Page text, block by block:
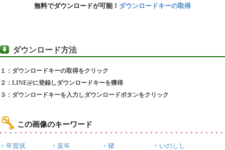
無料でダウンロードが可能！ ダウンロードキーの取得
ダウンロード方法
１：ダウンロードキーの取得をクリック
２：LINE@に登録しダウンロードキーを獲得
３：ダウンロードキーを入力しダウンロードボタンをクリック
この画像のキーワード
年賀状 亥年 猪
いのしし